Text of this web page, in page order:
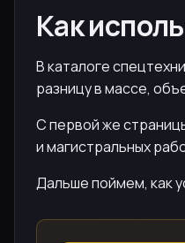
Как
В каталоге
разницу в массе,
С первой же
и магистральных
Дальше поймем, как